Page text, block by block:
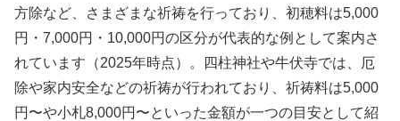
方除など、さまざまな祈祷を行っており、初穂料は5,000
円・7,000円・10,000円の区分が代表的な例として案内さ
れています（2025年時点）。四柱神社や牛伏寺では、厄
除や家内安全などの祈祷が行われており、祈祷料は5,000
円〜や小札8,000円〜といった金額が一つの目安として紹